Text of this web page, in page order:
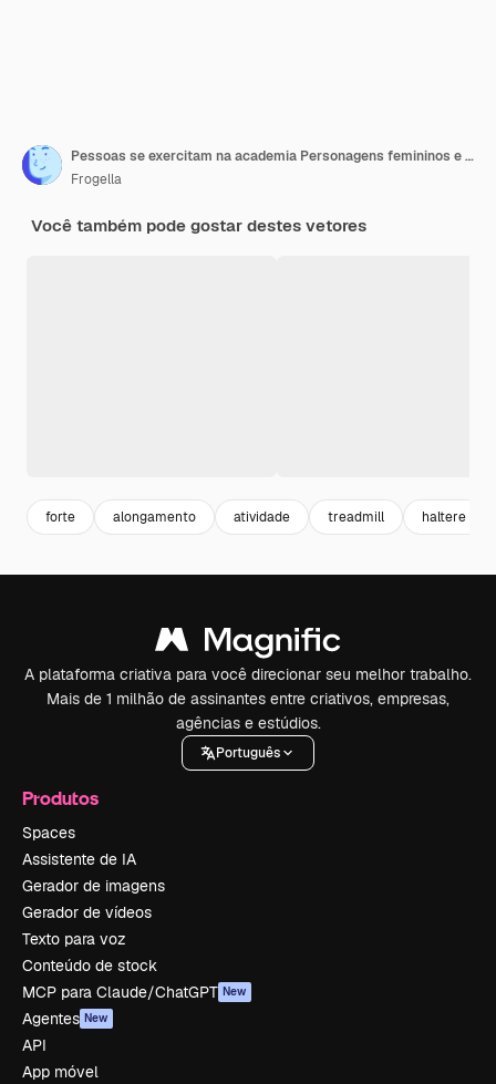
Pessoas se exercitam na academia Personagens femininos e masculinos levando estilo de vida saudável Homens treinando com peso de barra correndo na esteira Mulheres fazendo ioga acordando com conjunto de vetores de halteres
Frogella
Você também pode gostar destes vetores
forte alongamento atividade treadmill haltere
A plataforma criativa para você direcionar seu melhor trabalho.
Mais de 1 milhão de assinantes entre criativos, empresas,
agências e estúdios.
Português
Produtos
Spaces
Assistente de IA
Gerador de imagens
Gerador de vídeos
Texto para voz
Conteúdo de stock
MCP para Claude/ChatGPT New
Agentes New
API
App móvel